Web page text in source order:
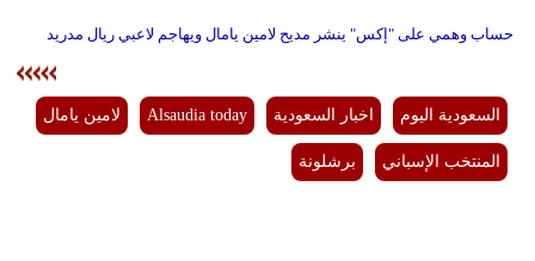
حساب وهمي على "إكس" ينشر مديح لامين يامال ويهاجم لاعبي ريال مدريد
السعودية اليوم اخبار السعودية Alsaudia today لامين يامال
المنتخب الإسباني برشلونة